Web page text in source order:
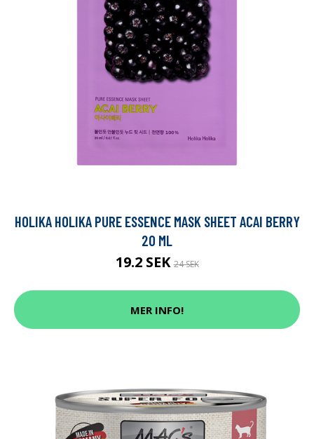
HOLIKA HOLIKA PURE ESSENCE MASK SHEET ACAI BERRY
20 ML
19.2 SEK24 SEK
MER INFO!